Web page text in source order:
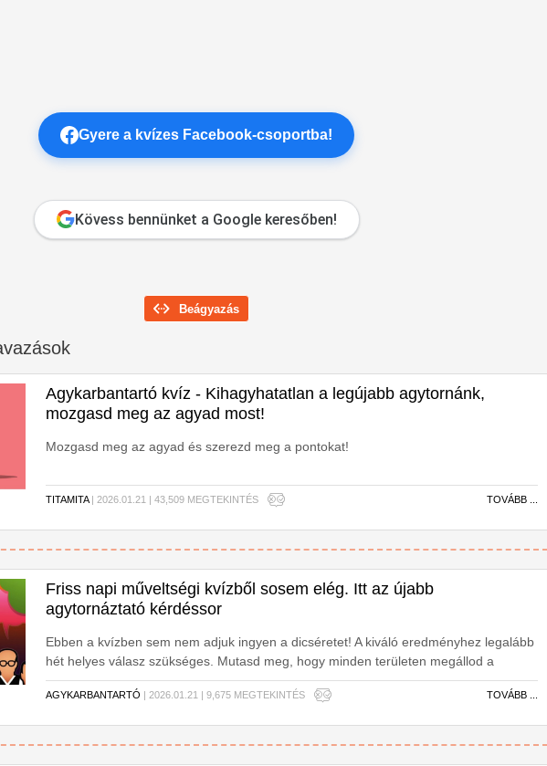
Gyere a kvízes Facebook-csoportba!
Kövess bennünket a Google keresőben!
Beágyazás
Agykarbantartó kvíz - Kihagyhatatlan a legújabb agytornánk,
mozgasd meg az agyad most!
Mozgasd meg az agyad és szerezd meg a pontokat!
TITAMITA| 2026.01.21 | 43,509 MEGTEKINTÉS TOVÁBB ...
Friss napi műveltségi kvízből sosem elég. Itt az újabb
agytornáztató kérdéssor
Ebben a kvízben sem nem adjuk ingyen a dicséretet! A kiváló eredményhez legalább
hét helyes válasz szükséges. Mutasd meg, hogy minden területen megállod a
helyed! Kezdődjön a kvíz!
AGYKARBANTARTÓ | 2026.01.21 | 9,675 MEGTEKINTÉS TOVÁBB ...